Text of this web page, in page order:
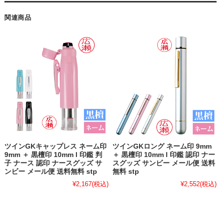
関連商品
ツインGKキャップレス ネーム印
9mm ＋ 黒檀印 10mm l 印鑑 判
子 ナース 認印 ナースグッズ サ
ンビー メール便 送料無料 stp
¥2,167(税込)
ツインGKロング ネーム印 9mm
＋ 黒檀印 10mm l 印鑑 認印 ナー
スグッズ サンビー メール便 送料
無料 stp
¥2,552(税込)